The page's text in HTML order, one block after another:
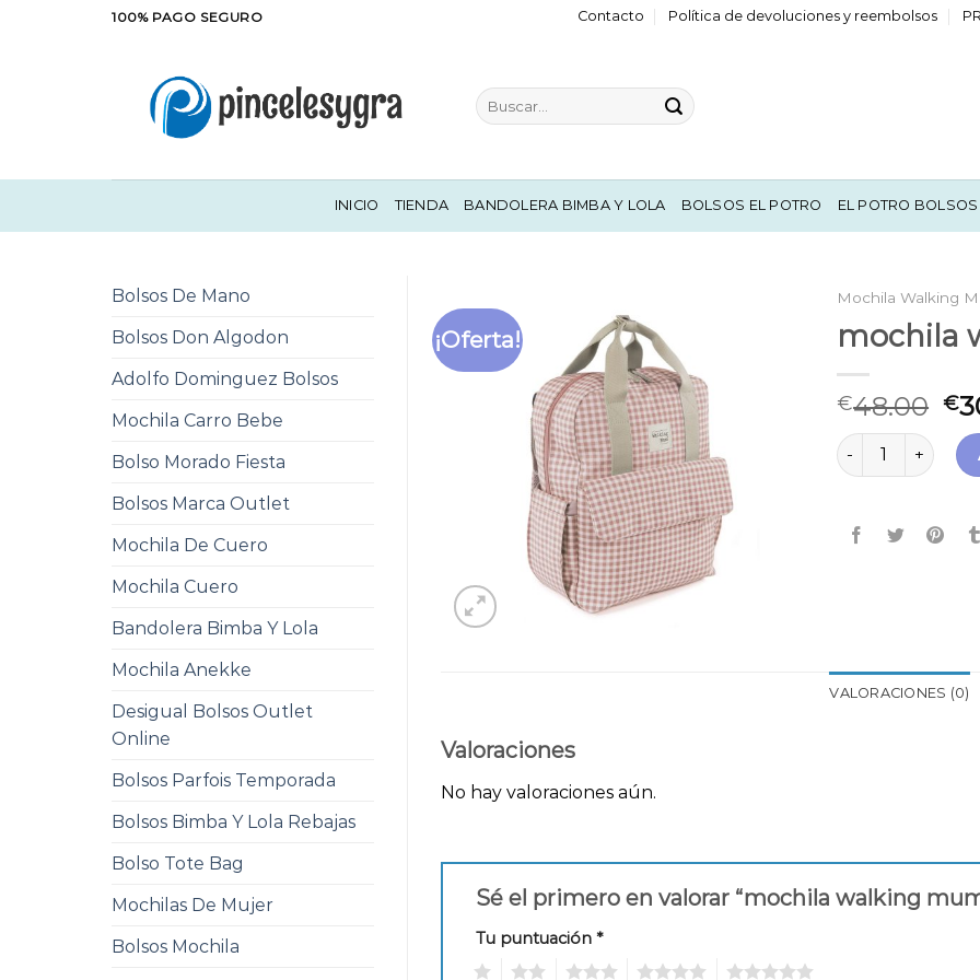
100% PAGO SEGURO Contacto Política de devoluciones y reembolsos
Buscar
por:
INICIO TIENDA BANDOLERA BIMBA Y LOLA BOLSOS EL POTRO EL POTRO BOLSOS
Bolsos De Mano
Bolsos Don Algodon
Adolfo Dominguez Bolsos
Mochila Carro Bebe
Bolso Morado Fiesta
Bolsos Marca Outlet
Mochila De Cuero
Mochila Cuero
Bandolera Bimba Y Lola
Mochila Anekke
Desigual Bolsos Outlet
Online
Bolsos Parfois Temporada
Bolsos Bimba Y Lola Rebajas
Bolso Tote Bag
Mochilas De Mujer
Bolsos Mochila
¡Oferta!
Mochila Walking
mochila
€48.00 €
mochila walking
VALORACIONES (0)
Valoraciones
No hay valoraciones aún.
Sé el primero en valorar “mochila walking
Tu puntuación *